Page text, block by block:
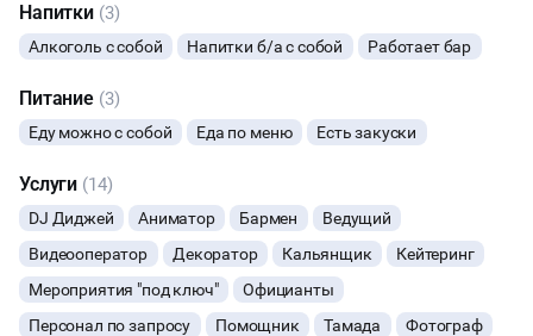
Напитки (3)
Алкоголь с собой Напитки б/а с собой Работает бар
Питание (3)
Еду можно с собой Еда по меню Есть закуски
Услуги (14)
DJ Диджей Аниматор Бармен
Ведущий
Видеооператор
Декоратор Кальянщик
Кейтеринг
Мероприятия "под ключ"
Официанты
Персонал по запросу
Помощник Тамада Фотограф
ДИСКОТЕКА
НОВЫЙ ГОД
КИНОПРОСМОТР
НАСТОЛЬНЫЕ ИГРЫ
ФУРШЕТЫ
КОНФЕРЕНЦИИ